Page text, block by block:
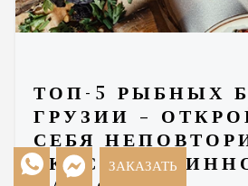
ТОП-5 РЫБНЫХ
ГРУЗИИ –
СЕБЯ
ВКУС ИЗАКАЗАТЬ